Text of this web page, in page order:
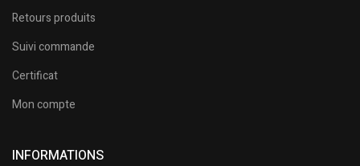
Retours produits
Suivi commande
Certificat
Mon compte
INFORMATIONS